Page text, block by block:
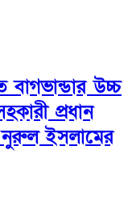
বাগভান্ডার উচ্চ
প্রধান
ইসলামের